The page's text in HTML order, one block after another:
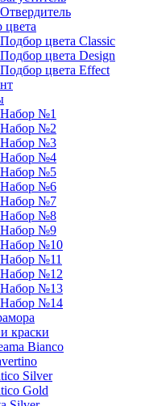
цвета
цвета Classic
цвета Design
цвета Effect
№1
№2
№3
№4
№5
№6
№7
№8
№9
№10
№11
№12
№13
№14
краски
Bianco
Silver
Gold